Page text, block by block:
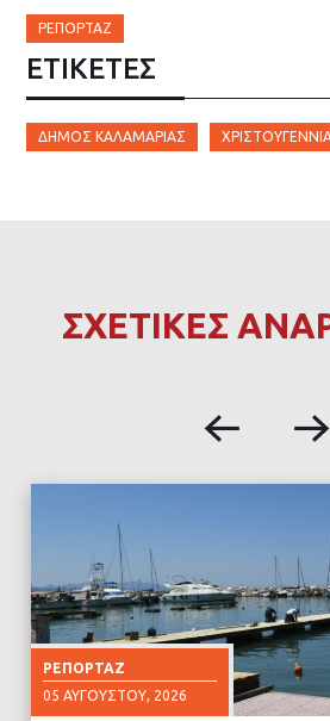
ΡΕΠΟΡΤΆΖ
ΕΤΙΚΈΤΕΣ
ΔΉΜΟΣ ΚΑΛΑΜΑΡΙΆΣ
ΣΧΕΤΙΚΕΣ
ΡΕΠΟΡΤΆΖ
05 ΑΥΓΟΎΣΤΟΥ, 2026